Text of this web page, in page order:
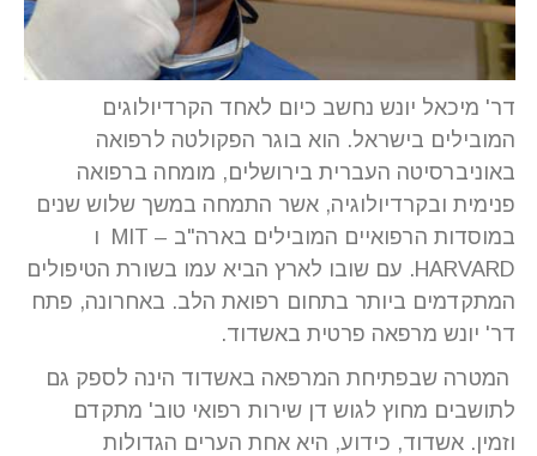
דר' מיכאל יונש נחשב כיום לאחד הקרדיולוגים
המובילים בישראל. הוא בוגר הפקולטה לרפואה
באוניברסיטה העברית בירושלים, מומחה ברפואה
פנימית ובקרדיולוגיה, אשר התמחה במשך שלוש שנים
במוסדות הרפואיים המובילים בארה"ב – MIT ו
HARVARD. עם שובו לארץ הביא עמו בשורת הטיפולים
המתקדמים ביותר בתחום רפואת הלב. באחרונה, פתח
דר' יונש מרפאה פרטית באשדוד.
המטרה שבפתיחת המרפאה באשדוד הינה לספק גם
לתושבים מחוץ לגוש דן שירות רפואי טוב' מתקדם
וזמין. אשדוד, כידוע, היא אחת הערים הגדולות